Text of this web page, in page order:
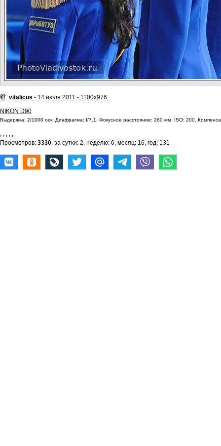
vitalicus - 14 июля 2011 - 1100x976
NIKON D90
Выдержка: 2/1000 сек. Диафрагма: f/7.1. Фокусное расстояние: 260 мм. ISO: 200.
, , , , ,
Просмотров: 3330, за сутки: 2, неделю: 6, месяц: 16, год: 131